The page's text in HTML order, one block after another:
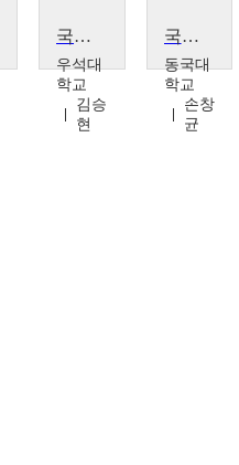
국가안보와 국방정책의 이해
우석대
학교
김승
현
국가통계의 이해
동국대
학교
손창
균